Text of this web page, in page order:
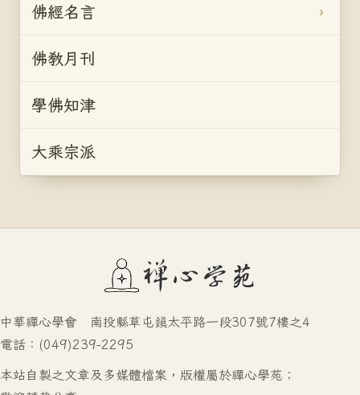
佛經名言
佛教月刊
學佛知津
大乘宗派
中華禪心學會 南投縣草屯鎮太平路一段307號7樓之4
電話：(049)239-2295
本站自製之文章及多媒體檔案，版權屬於禪心學苑；